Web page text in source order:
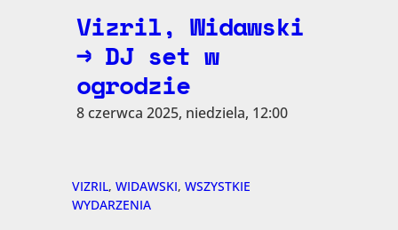
Vizril, Widawski
→ DJ set w
ogrodzie
8 czerwca 2025, niedziela, 12:00
VIZRIL, WIDAWSKI, WSZYSTKIE
WYDARZENIA